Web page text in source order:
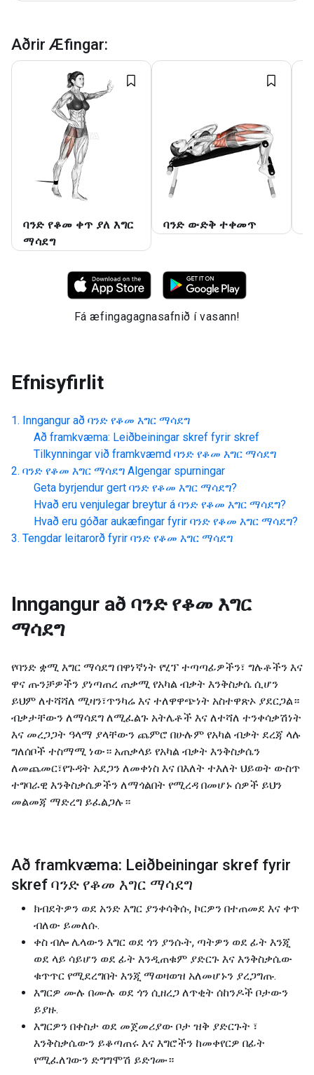
Aðrir Æfingar:
ባንድ የቆመ ቀጥ ያለ እግር
ማሳደግ
ባንድ ውድቅ ተቀመጥ
Fá æfingagagnasafnið í vasann!
Efnisyfirlit
Inngangur að ባንድ የቆመ እግር ማሳደግ
Að framkvæma: Leiðbeiningar skref fyrir skref
Tilkynningar við framkvæmd ባንድ የቆመ እግር ማሳደግ
ባንድ የቆመ እግር ማሳደግ Algengar spurningar
Geta byrjendur gert ባንድ የቆመ እግር ማሳደግ?
Hvað eru venjulegar breytur á ባንድ የቆመ እግር ማሳደግ?
Hvað eru góðar aukæfingar fyrir ባንድ የቆመ እግር ማሳደግ?
Tengdar leitarorð fyrir ባንድ የቆመ እግር ማሳደግ
Inngangur að ባንድ የቆመ እግር
ማሳደግ
የባንድ ቋሚ እግር ማሳደግ በዋነኛነት የሂፕ ተጣጣፊዎችን፣ ግሉቶችን እና
ዋና ጡንቻዎችን ያነጣጠረ ጠቃሚ የአካል ብቃት እንቅስቃሴ ሲሆን
ይህም ለተሻሻለ ሚዛን፣ጥንካሬ እና ተለዋዋጭነት አስተዋጽኦ ያደርጋል።
ብቃታቸውን ለማሳደግ ለሚፈልጉ አትሌቶች እና ለተሻለ ተንቀሳቃሽነት
እና መረጋጋት ዓላማ ያላቸውን ጨምሮ በሁሉም የአካል ብቃት ደረጃ ላሉ
ግለሰቦች ተስማሚ ነው። አጠቃላይ የአካል ብቃት እንቅስቃሴን
ለመጨመር፣የጉዳት አደጋን ለመቀነስ እና በእለት ተእለት ህይወት ውስጥ
ተግባራዊ እንቅስቃሴዎችን ለማጎልበት የሚረዳ በመሆኑ ሰዎች ይህን
መልመጃ ማድረግ ይፈልጋሉ።
Að framkvæma: Leiðbeiningar skref fyrir
skref ባንድ የቆመ እግር ማሳደግ
ክብደትዎን ወደ አንድ እግር ያንቀሳቅሱ, ኮርዎን በተጠመደ እና ቀጥ
ብለው ይመለሱ.
ቀስ ብሎ ሌላውን እግር ወደ ጎን ያንሱት, ጣትዎን ወደ ፊት እንጂ
ወደ ላይ ሳይሆን ወደ ፊት እንዲጠቁም ያድርጉ እና እንቅስቃሴው
ቁጥጥር የሚደረግበት እንጂ ማወዛወዝ አለመሆኑን ያረጋግጡ.
እግርዎ ሙሉ በሙሉ ወደ ጎን ሲዘረጋ ለጥቂት ሰከንዶች ቦታውን
ይያዙ.
እግርዎን በቀስታ ወደ መጀመሪያው ቦታ ዝቅ ያድርጉት ፣
እንቅስቃሴውን ይቆጣጠሩ እና እግሮችን ከመቀየርዎ በፊት
የሚፈለገውን ድግግሞሽ ይድገሙ።